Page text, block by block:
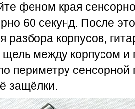
феном края
60 секунд. После
разбора корпусов,
щель между корпусом и
периметру сенсорной
защёлки.